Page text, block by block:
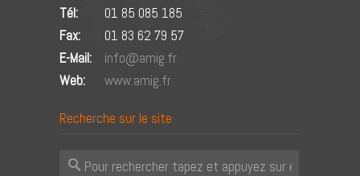
Tél:
01 85 085 185
Fax:
01 83 62 79 57
E-Mail:
info@amig.fr
Web:
www.amig.fr
Recherche sur le site